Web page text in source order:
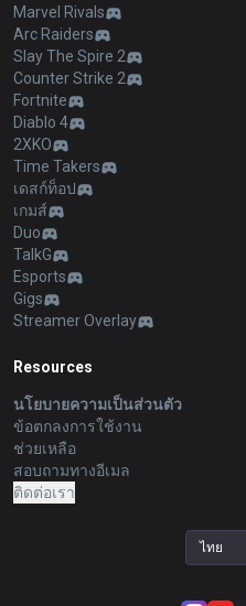
Marvel Rivals
Arc Raiders
Slay The Spire 2
Counter Strike 2
Fortnite
Diablo 4
2XKO
Time Takers
เดสก์ท็อป
เกมส์
Duo
TalkG
Esports
Gigs
Streamer Overlay
Resources
นโยบายความเป็นส่วนตัว
ข้อตกลงการใช้งาน
ช่วยเหลือ
สอบถามทางอีเมล
ติดต่อเรา
ไทย